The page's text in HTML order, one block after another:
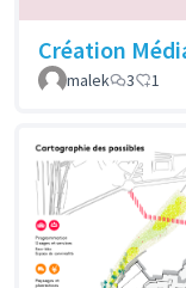
Création
malek
3 1